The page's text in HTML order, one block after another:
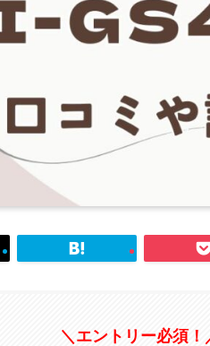
＼エントリー必須！